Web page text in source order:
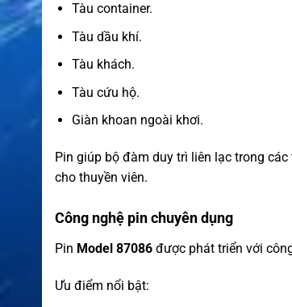
Tàu container.
Tàu dầu khí.
Tàu khách.
Tàu cứu hộ.
Giàn khoan ngoài khơi.
Pin giúp bộ đàm duy trì liên lạc trong
cho thuyền viên.
Công nghệ pin chuyên dụng
Pin Model 87086 được phát triển với
Ưu điểm nổi bật: